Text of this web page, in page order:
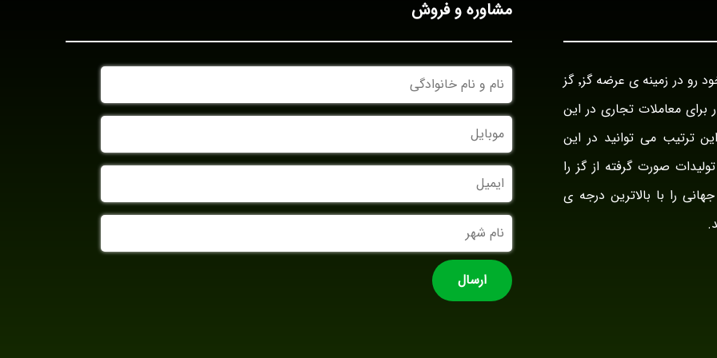
بازرگانی گز آراد در سال ۱۳۹۴ با نام بازار گز ایران فعالیت خود رو در زمینه ی عرضه گز٬ گز
برای معاملات تجاری در این
ترتیب می توانید در این
صورت گرفته از گز را
را با بالاترین درجه ی
مشاوره و فروش
و
نام
خانوادگی
موبایل
ایمیل
نام
شهر